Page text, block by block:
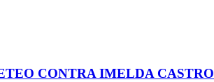
CONTRA IMELDA CASTRO